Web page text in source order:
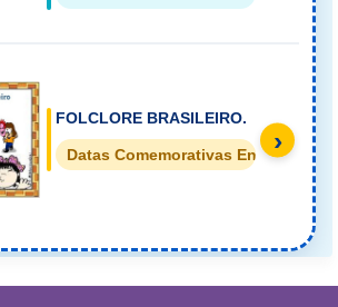
FOLCLORE BRASILEIRO.
Datas Comemorativas Ensino
›